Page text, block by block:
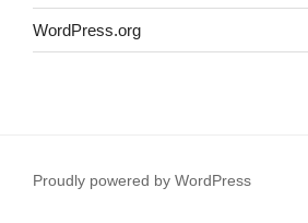
WordPress.org
Proudly powered by WordPress